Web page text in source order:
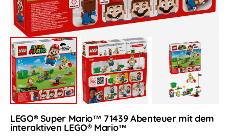
LEGO® Super Mario™ 71439 Abenteuer mit dem
interaktiven LEGO® Mario™